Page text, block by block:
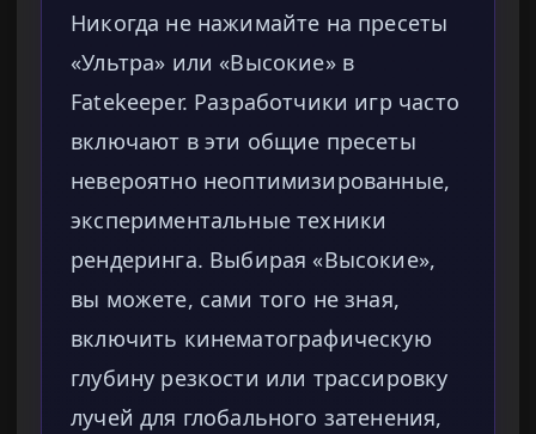
Никогда не нажимайте на пресеты
«Ультра» или «Высокие» в
Fatekeeper. Разработчики игр часто
включают в эти общие пресеты
невероятно неоптимизированные,
экспериментальные техники
рендеринга. Выбирая «Высокие»,
вы можете, сами того не зная,
включить кинематографическую
глубину резкости или трассировку
лучей для глобального затенения,